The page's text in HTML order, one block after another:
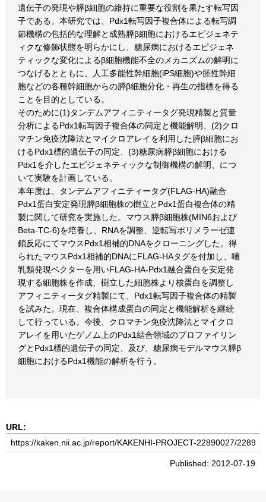
遺伝子の発現や膵β細胞の維持に重要な役割を果たす転写因
子である。本研究では、Pdx1転写因子複合体による転写調
節機構の包括的な理解と成熟膵β細胞におけるエピジェネテ
ィクな修飾状態を明らかにし、糖尿病におけるエピジェネ
ティックな変化によるβ細胞機能不全のメカニズムの解明に
つなげるとともに、人工多能性幹細胞(iPS細胞)や胚性幹細
胞などの各種幹細胞からの膵β細胞分化・再生の指標を得る
ことを目的としている。
そのために(1)タンデムアフィニティータグ発現精製と質量
分析によるPdx1転写因子複合体の同定と機能解明、(2)クロ
マチン免疫沈降法とマイクロアレイを利用した膵β細胞にお
けるPdx1標的遺伝子の同定、(3)糖尿病膵β細胞における
Pdx1を介したエピジェネティックな制御機構の解明、につ
いて実験を計画している。
本年度は、タンデムアフィニティータグ(FLAG-HA)融合
Pdx1蛋白安定発現膵β細胞株の樹立とPdx1蛋白複合体の精
製に関して研究を実施した。マウス膵β細胞株(MIN6および
Beta-TC-6)を培養し、RNAを調整、逆転写ポリメラーゼ連
鎖反応にてマウスPdx1相補的DNAをクローニングした。得
られたマウスPdx1相補的DNAにFLAG-HAタグを付加し、哺
乳類発現ベクターを用いFLAG-HA-Pdx1融合蛋白を安定発
現する細胞株を作成、樹立した細胞株より核蛋白を調整し
アフィニティータグ精製にて、Pdx1転写因子複合体の精製
を試みた。現在、複合体構成蛋白の同定と機能解析を継続
して行っている。今後、クロマチン免疫沈降法とマイクロ
アレイを用いたゲノム上のPdx1結合領域のプロファイリン
グとPdx1標的遺伝子の同定、及び、糖尿病モデルマウス膵β
細胞におけるPdx1機能の解析を行う。
URL:
Published: 2012-07-19